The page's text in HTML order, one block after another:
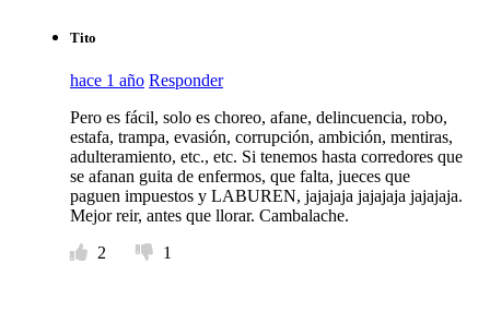
Tito
hace 1 año Responder
Pero es fácil, solo es choreo, afane, delincuencia, robo,
estafa, trampa, evasión, corrupción, ambición, mentiras,
adulteramiento, etc., etc. Si tenemos hasta corredores que
se afanan guita de enfermos, que falta, jueces que
paguen impuestos y LABUREN, jajajaja jajajaja jajajaja.
Mejor reir, antes que llorar. Cambalache.
2
1